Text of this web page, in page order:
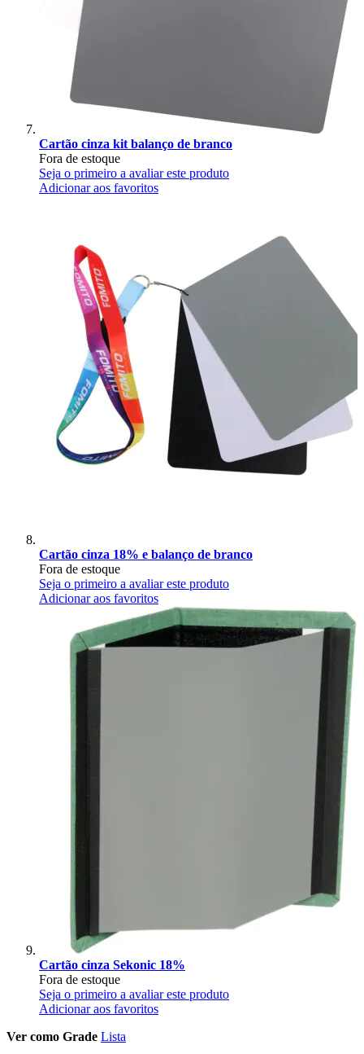
Cartão cinza kit balanço de branco
Fora de estoque
Seja o primeiro a avaliar este produto
Adicionar aos favoritos
Cartão cinza 18% e balanço de branco
Fora de estoque
Seja o primeiro a avaliar este produto
Adicionar aos favoritos
Cartão cinza Sekonic 18%
Fora de estoque
Seja o primeiro a avaliar este produto
Adicionar aos favoritos
Ver como Grade Lista